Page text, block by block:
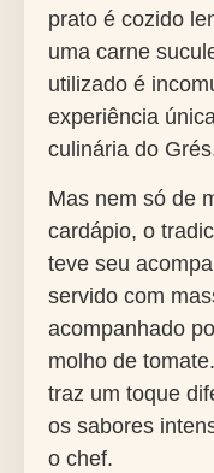
prato é cozido
uma carne
utilizado é
experiência
culinária do
Mas nem só de
cardápio, o
teve seu
servido com
acompanhado
molho de
traz um toque
os sabores
o chef.